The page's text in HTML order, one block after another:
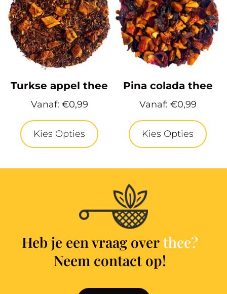
Turkse appel thee
Vanaf: €0,99
Kies Opties
Pina colada thee
Vanaf: €0,99
Kies Opties
Heb je een vraag over thee?
Neem contact op!